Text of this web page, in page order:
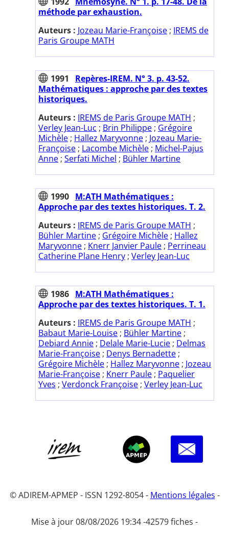
méthode par exhaustion.
Auteurs : Jozeau Marie-Françoise ; IREMS de
Paris Groupe MATH
1991
Repères-IREM. N° 3. p. 43-52.
Mathématiques : approche par des textes
historiques.
Auteurs : IREMS de Paris Groupe MATH ;
Verley Jean-Luc ; Brin Philippe ; Grégoire
Michèle ; Hallez Maryvonne ; Jozeau Marie-
Françoise ; Lacombe Michèle ; Michel-Pajus
Anne ; Serfati Michel ; Bühler Martine
1990 M:ATH Mathématiques :
Approche par des textes historiques. T. 2.
Auteurs : IREMS de Paris Groupe MATH ;
Bühler Martine ; Grégoire Michèle ; Hallez
Maryvonne ; Knerr Janvier Paule ; Perrineau
Catherine Plane Henry ; Verley Jean-Luc
1986 M:ATH Mathématiques :
Approche par des textes historiques. T. 1.
Auteurs : IREMS de Paris Groupe MATH ;
Babaut Marie-Louise ; Bühler Martine ;
Debiard Annie ; Delale Marie-Lucie ; Delmas
Marie-Françoise ; Denys Bernadette ;
Grégoire Michèle ; Hallez Maryvonne ; Jozeau
Marie-Françoise ; Knerr Paule ; Paquelier
Yves ; Verdonck Françoise ; Verley Jean-Luc
© ADIREM-APMEP - ISSN 1292-8054 - Mentions légales -
Mise à jour 08/08/2026 19:34 -42579 fiches -